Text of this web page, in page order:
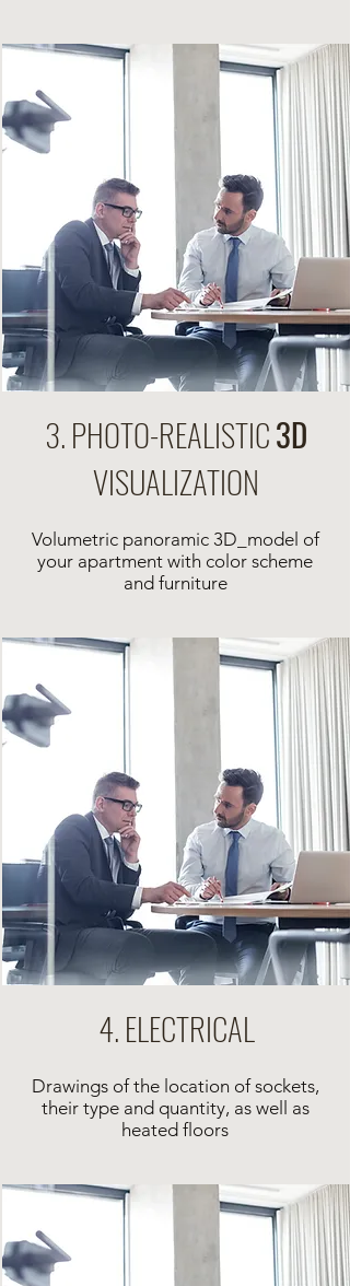
3. PHOTO-REALISTIC3D
VISUALIZATION
Volumetric panoramic 3D_model of
your apartment with color scheme
and furniture
4. ELECTRICAL
Drawings of the location of sockets,
their type and quantity, as well as
heated floors